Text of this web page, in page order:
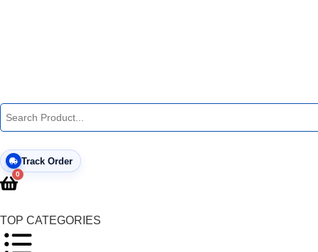
Track Order
0
TOP CATEGORIES